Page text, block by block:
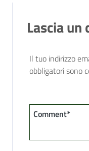
Lascia
Il tuo indirizzo
obbligatori sono
Comment*